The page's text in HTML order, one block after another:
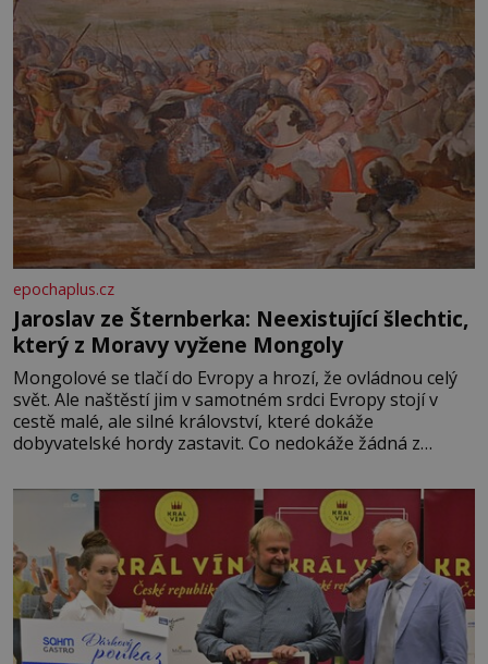
epochaplus.cz
Jaroslav ze Šternberka: Neexistující šlechtic,
který z Moravy vyžene Mongoly
Mongolové se tlačí do Evropy a hrozí, že ovládnou celý
svět. Ale naštěstí jim v samotném srdci Evropy stojí v
cestě malé, ale silné království, které dokáže
dobyvatelské hordy zastavit. Co nedokáže žádná z
král. Nebo že by ne? Mongolové od roku 1223 postupují
podél Kaspického a Azovského moře,